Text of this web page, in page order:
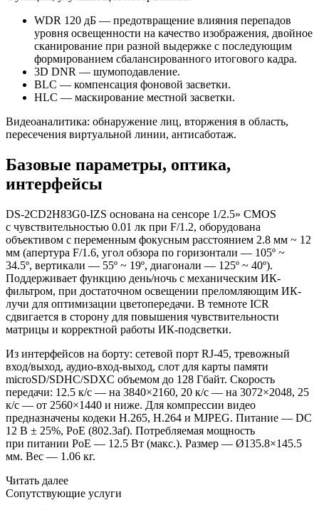
WDR 120 дБ — предотвращение влияния перепадов
уровня освещенности на качество изображения, двойное
сканирование при разной выдержке с последующим
формированием сбалансированного итогового кадра.
3D DNR — шумоподавление.
BLC — компенсация фоновой засветки.
HLC — маскирование местной засветки.
Видеоаналитика: обнаружение лиц, вторжения в область,
пересечения виртуальной линии, антисаботаж.
Базовые параметры, оптика,
интерфейсы
DS-2CD2H83G0-IZS основана на сенсоре 1/2.5» CMOS
с чувствительностью 0.01 лк при F/1.2, оборудована
объективом с переменным фокусным расстоянием 2.8 мм ~ 12
мм (апертура F/1.6, угол обзора по горизонтали — 105º ~
34.5º, вертикали — 55º ~ 19º, диагонали — 125º ~ 40º).
Поддерживает функцию день/ночь с механическим ИК-
фильтром, при достаточном освещении преломляющим ИК-
лучи для оптимизации цветопередачи. В темноте ICR
сдвигается в сторону для повышения чувствительности
матрицы и корректной работы ИК-подсветки.
Из интерфейсов на борту: сетевой порт RJ-45, тревожный
вход/выход, аудио-вход-выход, слот для карты памяти
microSD/SDHC/SDXC объемом до 128 Гбайт. Скорость
передачи: 12.5 к/с — на 3840×2160, 20 к/с — на 3072×2048, 25
к/с — от 2560×1440 и ниже. Для компрессии видео
предназначены кодеки H.265, H.264 и MJPEG. Питание — DC
12 В ± 25%, PoE (802.3af). Потребляемая мощность
при питании РоЕ — 12.5 Вт (макс.). Размер — Ø135.8×145.5
мм. Вес — 1.06 кг.
Читать далее
Сопутствующие услуги